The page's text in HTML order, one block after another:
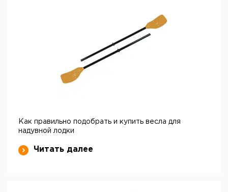
Как правильно подобрать и купить весла для
надувной лодки
Читать далее